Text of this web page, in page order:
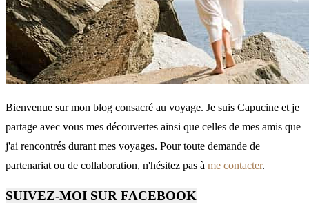
Bienvenue sur mon blog consacré au voyage. Je suis Capucine et je
partage avec vous mes découvertes ainsi que celles de mes amis que
j'ai rencontrés durant mes voyages. Pour toute demande de
partenariat ou de collaboration, n'hésitez pas à me contacter.
SUIVEZ-MOI SUR FACEBOOK